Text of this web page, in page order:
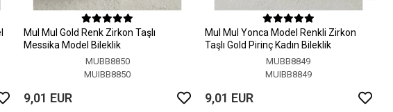
MuI MuI Gold Renk Zirkon Taşlı
Messika Model Bileklik
MUBB8850
MUIBB8850
9,01 EUR
MuI MuI Yonca Model Renkli Zirkon
Taşlı Gold Pirinç Kadın Bileklik
MUBB8849
MUIBB8849
9,01 EUR